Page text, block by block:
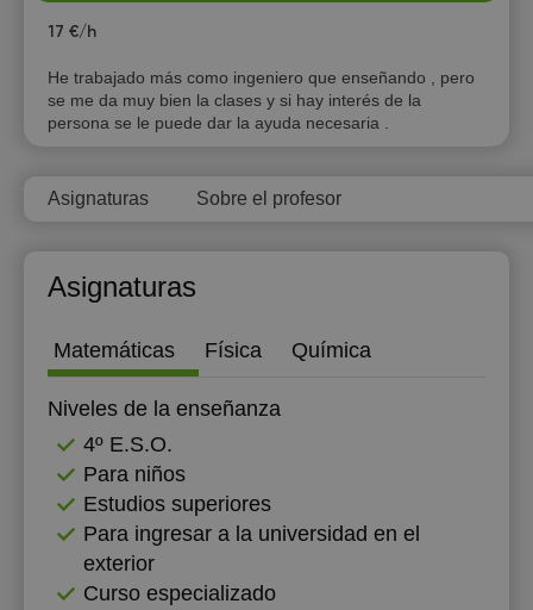
17 €/h
He trabajado más como ingeniero que enseñando , pero
se me da muy bien la clases y si hay interés de la
persona se le puede dar la ayuda necesaria .
Asignaturas Sobre el profesor
Asignaturas
Matemáticas Física Química
Niveles de la enseñanza
4º E.S.O.
Para niños
Estudios superiores
Para ingresar a la universidad en el
exterior
Curso especializado
10:00
10:30
11:30
16:30
18:30